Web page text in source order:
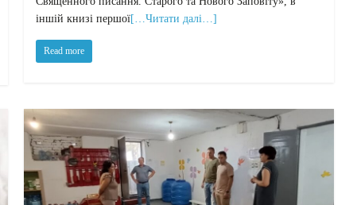
іншій книзі першої[…Читати далі…]
Read more